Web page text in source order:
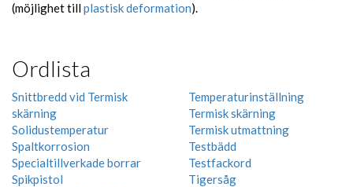
(möjlighet tillplastisk deformation).
Ordlista
Snittbredd vid Termisk
skärning
Solidustemperatur
Spaltkorrosion
Specialtillverkade borrar
Spikpistol
Temperaturinställning
Termisk skärning
Termisk utmattning
Testbädd
Testfackord
Tigersåg